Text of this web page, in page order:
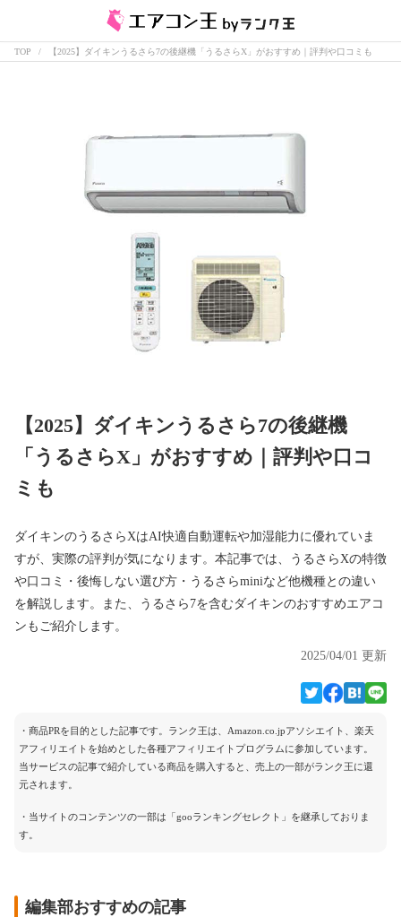
TOP 【2025】ダイキンうるさら7の後継機「うるさらX」がおすすめ｜評判や口コミも
【2025】ダイキンうるさら7の後継機
「うるさらX」がおすすめ｜評判や口コ
ミも
ダイキンのうるさらXはAI快適自動運転や加湿能力に優れていま
すが、実際の評判が気になります。本記事では、うるさらXの特徴
や口コミ・後悔しない選び方・うるさらminiなど他機種との違い
を解説します。また、うるさら7を含むダイキンのおすすめエアコ
ンもご紹介します。
2025/04/01 更新
・商品PRを目的とした記事です。ランク王は、Amazon.co.jpアソシエイト、楽天
アフィリエイトを始めとした各種アフィリエイトプログラムに参加しています。
当サービスの記事で紹介している商品を購入すると、売上の一部がランク王に還
元されます。
・当サイトのコンテンツの一部は「gooランキングセレクト」を継承しておりま
す。
編集部おすすめの記事